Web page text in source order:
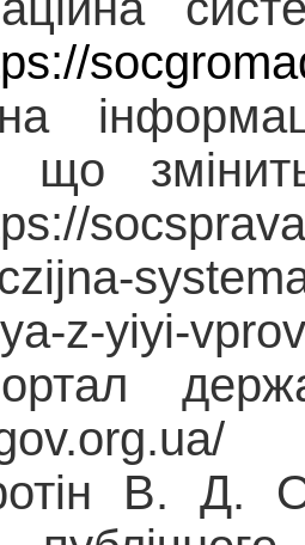
що
z-yiyi-
В. Д.